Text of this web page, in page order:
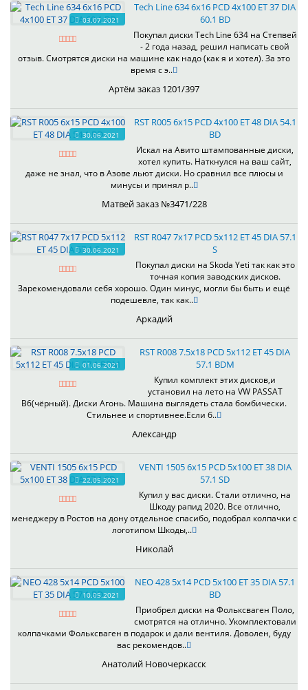
03.07.2021
Tech Line 634 6x16 PCD 4x100 ET 37 DIA
60.1 BD
Покупал диски Tech Line 634 на Степвей
- 2 года назад, решил написать свой
отзыв. Смотрятся диски на машине как надо (как я и хотел). За это
время с э..
Артём заказ 1201/397
30.06.2021
RST R005 6x15 PCD 4x100 ET 48 DIA 54.1
BD
Искал на Авито штампованные диски,
хотел купить. Наткнулся на ваш сайт,
даже не знал, что в Азове льют диски. Но сравнил все плюсы и
минусы и принял р..
Матвей заказ №3471/228
30.06.2021
RST R047 7x17 PCD 5x112 ET 45 DIA 57.1
S
Покупал диски на Skoda Yeti так как это
точная копия заводских дисков.
Зарекомендовали себя хорошо. Один минус, могли бы быть и ещё
подешевле, так как..
Аркадий
01.06.2021
RST R008 7.5x18 PCD 5x112 ET 45 DIA
57.1 BDM
Купил комплект этих дисков,и
установил на лето на VW PASSAT
B6(чёрный). Диски Агонь. Машина выглядеть стала бомбически.
Стильнее и спортивнее.Если б..
Александр
22.05.2021
VENTI 1505 6x15 PCD 5x100 ET 38 DIA
57.1 SD
Купил у вас диски. Стали отлично, на
Шкоду рапид 2020. Все отлично,
менеджеру в Ростов на дону отдельное спасибо, подобрал колпачки с
логотипом Шкоды,..
Николай
10.05.2021
NEO 428 5x14 PCD 5x100 ET 35 DIA 57.1
BD
Приобрел диски на Фольксваген Поло,
смотрятся на отлично. Укомплектовали
колпачками Фольксваген в подарок и дали вентиля. Доволен, буду
вас рекомендов..
Анатолий Новочеркасск